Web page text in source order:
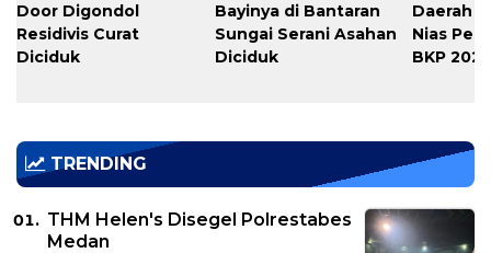
Door Digondol
Residivis Curat
Diciduk
Bayinya di Bantaran
Sungai Serani Asahan
Diciduk
Daerah
Nias
BKP
TRENDING
THM Helen's Disegel Polrestabes
Medan